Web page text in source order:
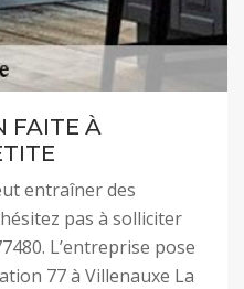
FAITE À
entraîner des
pas à solliciter
L’entreprise pose
77 à Villenauxe La